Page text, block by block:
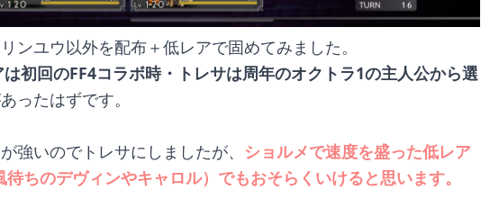
ンユウ以外を配布＋低レアで固めてみました。
は初回のFF4コラボ時・トレサは周年のオクトラ1の主人公から選
ったはずです。
強いのでトレサにしましたが、 ショルメで速度を盛った低レア
ちのデヴィンやキャロル）でもおそらくいけると思います。